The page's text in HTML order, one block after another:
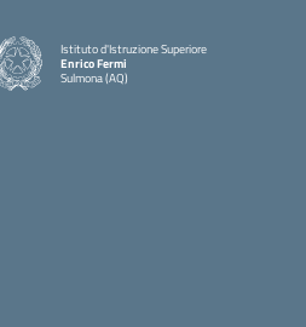
Istituto d'Istruzione Superiore
Enrico Fermi
Sulmona (AQ)
— Visita la pagina iniziale della scuola